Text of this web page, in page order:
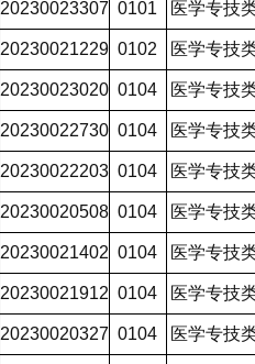
20230023307 0101 医学专技
20230021229 0102 医学专技
20230023020 0104 医学专技
20230022730 0104 医学专技
20230022203 0104 医学专技
20230020508 0104 医学专技
20230021402 0104 医学专技
20230021912 0104 医学专技
20230020327 0104 医学专技